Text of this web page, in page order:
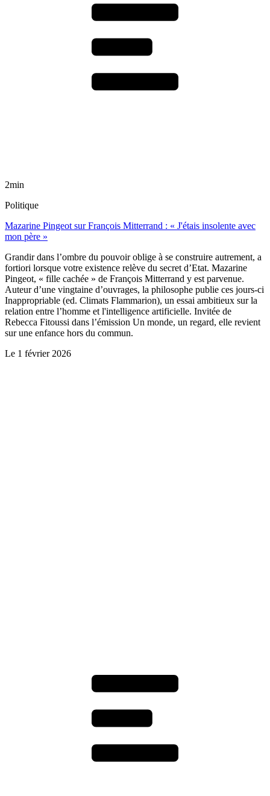
2min
Politique
Mazarine Pingeot sur François Mitterrand : « J'étais insolente avec
mon père »
Grandir dans l’ombre du pouvoir oblige à se construire autrement, a
fortiori lorsque votre existence relève du secret d’Etat. Mazarine
Pingeot, « fille cachée » de François Mitterrand y est parvenue.
Auteur d’une vingtaine d’ouvrages, la philosophe publie ces jours-ci
Inappropriable (ed. Climats Flammarion), un essai ambitieux sur la
relation entre l’homme et l'intelligence artificielle. Invitée de
Rebecca Fitoussi dans l’émission Un monde, un regard, elle revient
sur une enfance hors du commun.
Le 1 février 2026